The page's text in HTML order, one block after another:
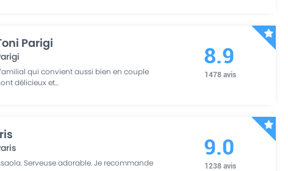
Parigi
qui convient aussi bien en couple
délicieux et...
8.9
1478 avis
Serveuse adorable. Je recommande
9.0
1238 avis